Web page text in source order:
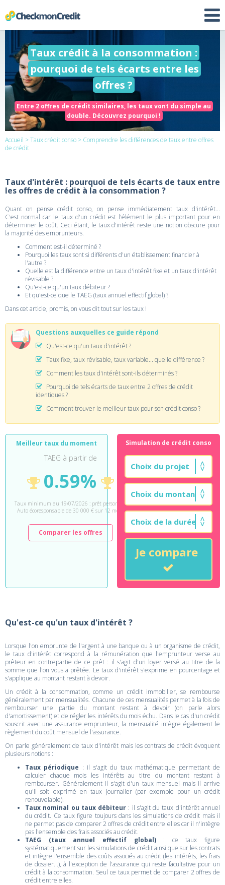
Taux crédit à la consommation :
pourquoi de tels écarts entre les
offres ?
Entre 2 offres de crédit similaires, les taux vont du simple au
double. Découvrez pourquoi !
Accueil >Taux crédit conso > Comprendre les différences de taux entre offres
de crédit
Taux d'intérêt : pourquoi de tels écarts de taux entre
les offres de crédit à la consommation ?
Quant on pense crédit conso, on pense immédiatement taux d'intérêt...
C'est normal car le taux d'un crédit est l'élément le plus important pour en
déterminer le coût. Ceci étant, le taux d'intérêt reste une notion obscure pour
la majorité des emprunteurs.
Comment est-il déterminé ?
Pourquoi les taux sont si différents d'un établissement financier à
l'autre ?
Quelle est la différence entre un taux d'intérêt fixe et un taux d'intérêt
révisable ?
Qu'est-ce qu'un taux débiteur ?
Et qu'est-ce que le TAEG (taux annuel effectif global) ?
Dans cet article, promis, on vous dit tout sur les taux !
Questions auxquelles ce guide répond
Qu'est-ce qu'un taux d'intérêt ?
Taux fixe, taux révisable, taux variable... quelle différence ?
Comment les taux d'intérêt sont-ils déterminés ?
Pourquoi de tels écarts de taux entre 2 offres de crédit
identiques ?
Comment trouver le meilleur taux pour son crédit conso ?
Meilleur taux du moment
TAEG à partir de
0.59%
Taux minimum au 19/07/2026 : prêt personnel
Auto écoresponsable de 30 000 € sur 12 mois.
Comparer les offres
Simulation de crédit conso
Je compare
Qu'est-ce qu'un taux d'intérêt ?
Lorsque l'on emprunte de l'argent à une banque ou à un organisme de crédit,
le taux d'intérêt correspond à la rémunération que l'emprunteur verse au
prêteur en contrepartie de ce prêt : il s'agit d'un loyer versé au titre de la
somme que l'on vous a prêtée. Le taux d'intérêt s'exprime en pourcentage et
s'applique au montant restant à devoir.
Un crédit à la consommation, comme un crédit immobilier, se rembourse
généralement par mensualités. Chacune de ces mensualités permet à la fois de
rembourser une partie du montant restant à devoir (on parle alors
d'amortissement) et de régler les intérêts du mois échu. Dans le cas d'un crédit
souscrit avec une assurance emprunteur, la mensualité intègre également le
règlement du coût mensuel de l'assurance.
On parle généralement de taux d'intérêt mais les contrats de crédit évoquent
plusieurs notions :
Taux périodique : il s'agit du taux mathématique permettant de
calculer chaque mois les intérêts au titre du montant restant à
rembourser. Généralement il s'agit d'un taux mensuel mais il arrive
qu'il soit exprimé en taux journalier (par exemple pour un crédit
renouvelable).
Taux nominal ou taux débiteur : il s'agit du taux d'intérêt annuel
du crédit. Ce taux figure toujours dans les simulations de crédit mais il
ne permet pas de comparer 2 offres de crédit entre elles car il n'intègre
pas l'ensemble des frais associés au crédit.
TAEG (taux annuel effectif global): ce taux figure
systématiquement sur les simulations de crédit ainsi que sur les contrats
et intègre l'ensemble des coûts associés au crédit (les intérêts, les frais
de dossier...), à l'exception de l'assurance qui reste facultative pour un
crédit à la consommation. Seul ce taux permet de comparer 2 offres de
crédit entre elles.